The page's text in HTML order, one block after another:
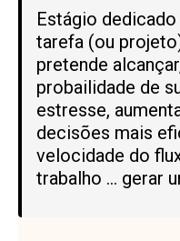
Estágio
tarefa (ou
pretende
probailidade de
estresse,
decisões mais
velocidade do
trabalho … gerar